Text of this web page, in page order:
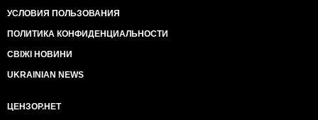
УСЛОВИЯ ПОЛЬЗОВАНИЯ
ПОЛИТИКА КОНФИДЕНЦИАЛЬНОСТИ
СВІЖІ НОВИНИ
UKRAINIAN NEWS
ЦЕНЗОР.НЕТ